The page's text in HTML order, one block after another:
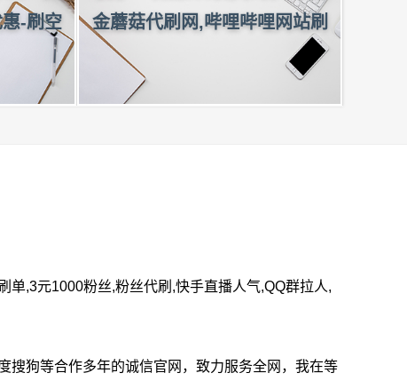
-刷空
快手人
金蘑菇代刷网,哔哩哔哩网站刷
业务-刷快手粉丝墨言好口碑
单,3元1000粉丝,粉丝代刷,快手直播人气,QQ群拉人,
搜狗等合作多年的诚信官网，致力服务全网，我在等